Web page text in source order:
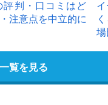
評判・口コミはど
注意点を中立的に
場
覧を見る